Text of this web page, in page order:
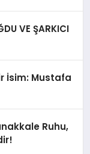
VE ŞARKICI
İsim: Mustafa
Ruhu,